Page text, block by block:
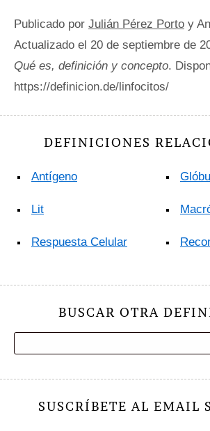
Publicado por Julián Pérez Porto y
Actualizado el 20 de septiembre de
Qué es, definición y concepto.
https://definicion.de/linfocitos/
DEFINICIONES
Antígeno
Lit
Respuesta Celular
BUSCAR OTRA
SUSCRÍBETE AL EMAIL